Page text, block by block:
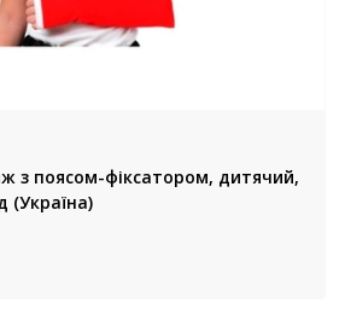
з поясом-фіксатором, дитячий,
(Україна)